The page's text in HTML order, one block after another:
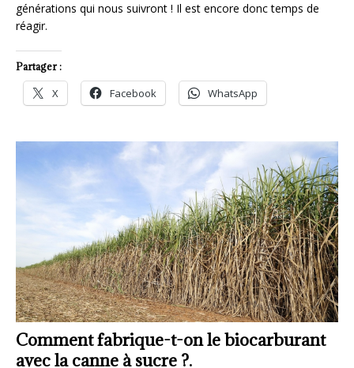
générations qui nous suivront ! Il est encore donc temps de
réagir.
Partager :
X Facebook WhatsApp